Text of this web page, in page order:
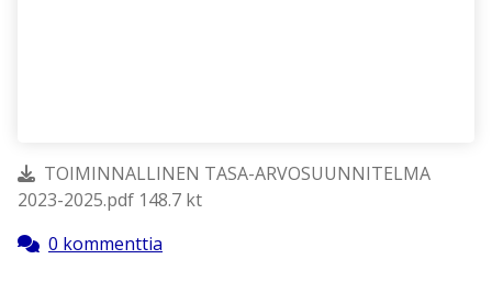
TOIMINNALLINEN TASA-ARVOSUUNNITELMA
2023-2025.pdf 148.7 kt
0 kommenttia